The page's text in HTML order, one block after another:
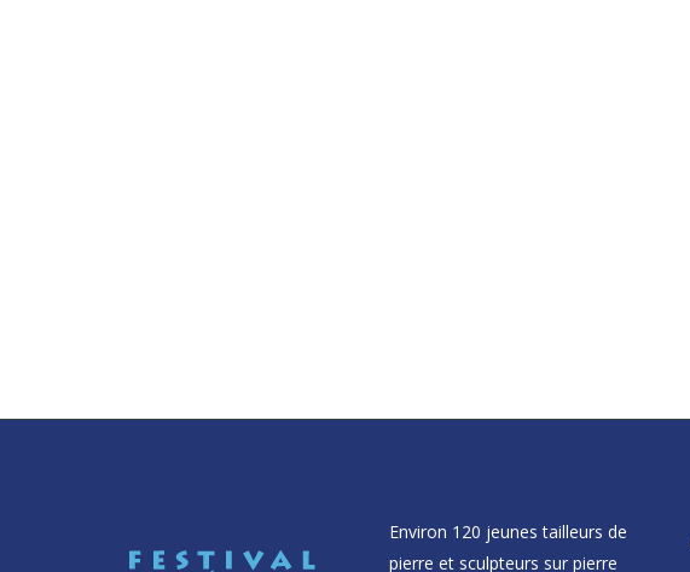
Environ 120 jeunes tailleurs de
pierre et sculpteurs sur pierre